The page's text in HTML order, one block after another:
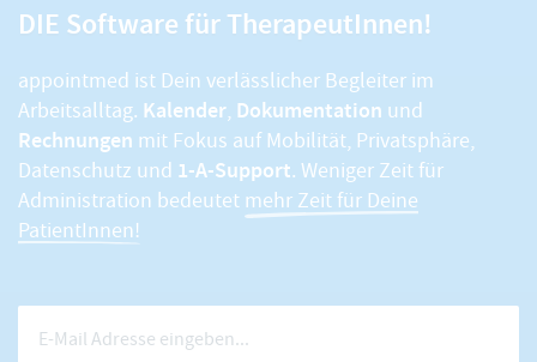
DIE Software für TherapeutInnen!
appointmed ist Dein verlässlicher Begleiter im
Arbeitsalltag. Kalender, Dokumentation und
Rechnungen mit Fokus auf Mobilität, Privatsphäre,
Datenschutz und 1-A-Support. Weniger Zeit für
Administration bedeutet mehr Zeit für Deine
PatientInnen!